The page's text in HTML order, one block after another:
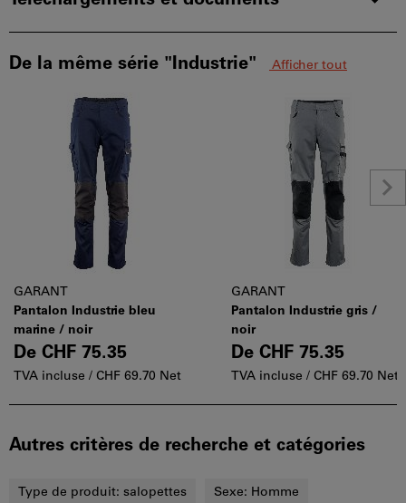
De la même série "Industrie" Afficher tout
GARANT
Pantalon Industrie bleu
marine / noir
De CHF 75.35
TVA incluse / CHF 69.70 Net
GARANT
Pantalon Industrie gris /
noir
De CHF 75.35
TVA incluse / CHF 69.70 Net
Autres critères de recherche et catégories
Type de produit: salopettes Sexe: Homme